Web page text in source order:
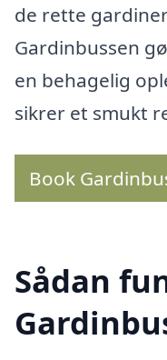
de rette
Gardinbussen
en behagelig
sikrer et smukt
Book
Sådan